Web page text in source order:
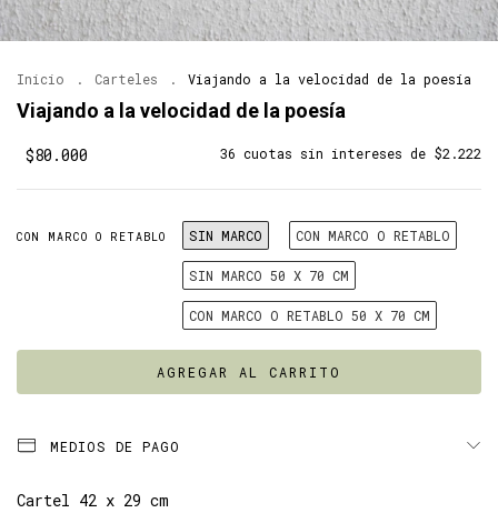
Inicio . Carteles . Viajando a la velocidad de la poesía
Viajando a la velocidad de la poesía
$80.000 36 cuotas sin intereses de $2.222
CON MARCO O RETABLO SIN MARCO CON MARCO O RETABLO
SIN MARCO 50 X 70 CM
CON MARCO O RETABLO 50 X 70 CM
MEDIOS DE PAGO
Cartel 42 x 29 cm